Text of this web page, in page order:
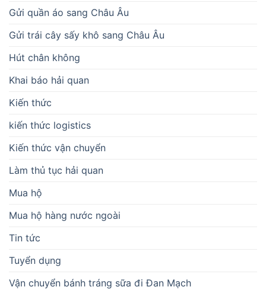
Gửi quần áo sang Châu Âu
Gửi trái cây sấy khô sang Châu Âu
Hút chân không
Khai báo hải quan
Kiến thức
kiến thức logistics
Kiến thức vận chuyển
Làm thủ tục hải quan
Mua hộ
Mua hộ hàng nước ngoài
Tin tức
Tuyển dụng
Vận chuyển bánh tráng sữa đi Đan Mạch